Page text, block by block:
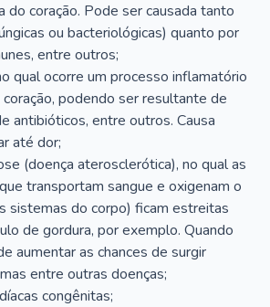
do coração. Pode ser causada tanto
ou bacteriológicas) quanto por
entre outros;
qual ocorre um processo inflamatório
podendo ser resultante de
antibióticos, entre outros. Causa
até dor;
(doença aterosclerótica), no qual as
transportam sangue e oxigenam o
sistemas do corpo) ficam estreitas
de gordura, por exemplo. Quando
aumentar as chances de surgir
entre outras doenças;
congênitas;